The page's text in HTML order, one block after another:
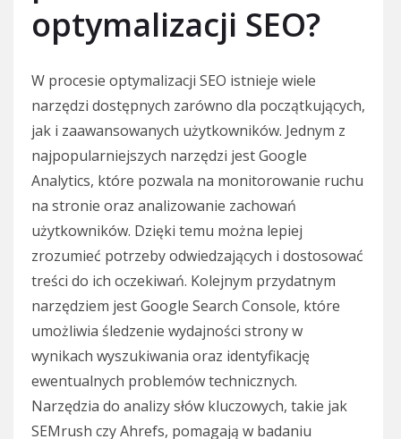
optymalizacji SEO?
W procesie optymalizacji SEO istnieje wiele
narzędzi dostępnych zarówno dla początkujących,
jak i zaawansowanych użytkowników. Jednym z
najpopularniejszych narzędzi jest Google
Analytics, które pozwala na monitorowanie ruchu
na stronie oraz analizowanie zachowań
użytkowników. Dzięki temu można lepiej
zrozumieć potrzeby odwiedzających i dostosować
treści do ich oczekiwań. Kolejnym przydatnym
narzędziem jest Google Search Console, które
umożliwia śledzenie wydajności strony w
wynikach wyszukiwania oraz identyfikację
ewentualnych problemów technicznych.
Narzędzia do analizy słów kluczowych, takie jak
SEMrush czy Ahrefs, pomagają w badaniu